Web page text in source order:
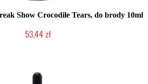
Show Crocodile Tears, do brody 10ml
53,44 zł